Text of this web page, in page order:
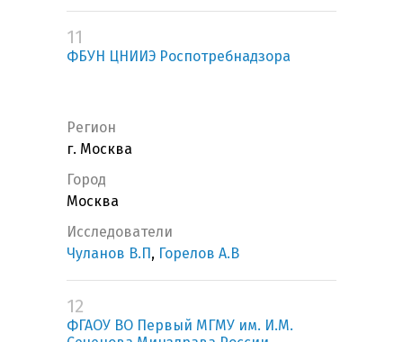
11
ФБУН ЦНИИЭ Роспотребнадзора
Регион
г. Москва
Город
Москва
Исследователи
Чуланов В.П , Горелов А.В
12
ФГАОУ ВО Первый МГМУ им. И.М.